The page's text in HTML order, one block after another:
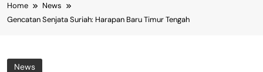
Home
News
Gencatan Senjata Suriah: Harapan Baru Timur Tengah
News